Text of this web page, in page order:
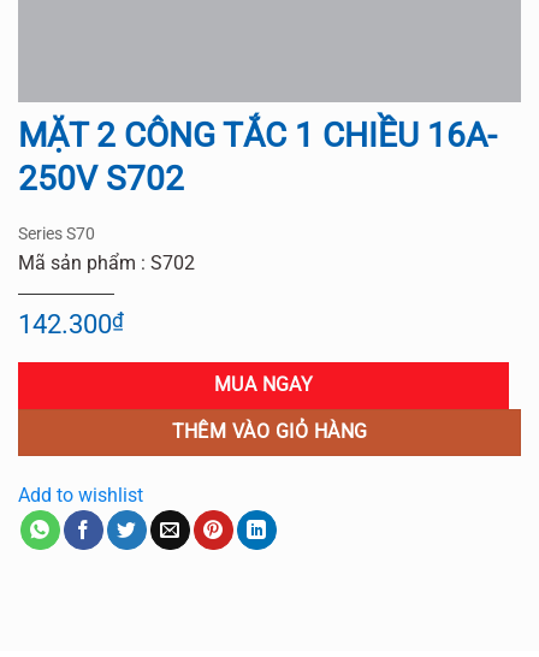
MẶT 2 CÔNG TẮC 1 CHIỀU 16A-
250V S702
Series S70
Mã sản phẩm : S702
142.300₫
MUA NGAY
THÊM VÀO GIỎ HÀNG
Add to wishlist